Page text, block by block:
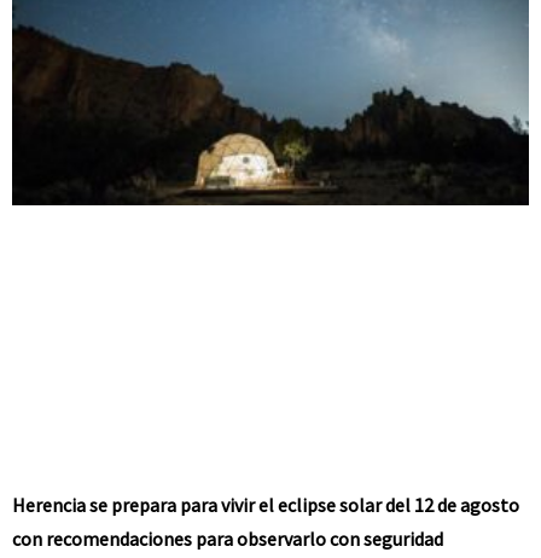
Herencia se prepara para vivir el eclipse solar del 12 de agosto
con recomendaciones para observarlo con seguridad